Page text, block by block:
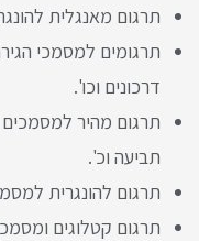
תרגום מאנגלית
תרגומים למסמכי
דרכונים וכו'.
תרגום מהיר
תביעה וכ'.
תרגום להונגרית
תרגום קטלוגים